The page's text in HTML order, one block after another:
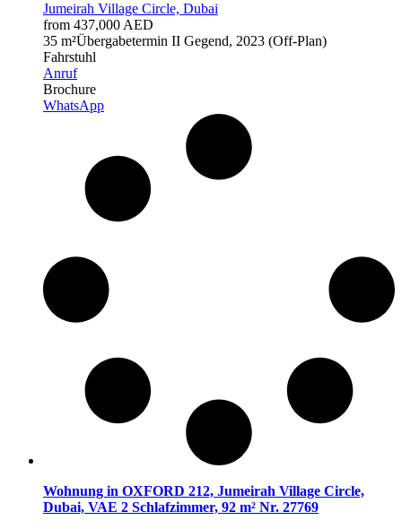
Jumeirah Village Circle, Dubai
from 437,000 AED
35 m²Übergabetermin II Gegend, 2023 (Off-Plan)
Fahrstuhl
Anruf
Brochure
WhatsApp
Wohnung in OXFORD 212, Jumeirah Village Circle,
Dubai, VAE 2 Schlafzimmer, 92 m² Nr. 27769